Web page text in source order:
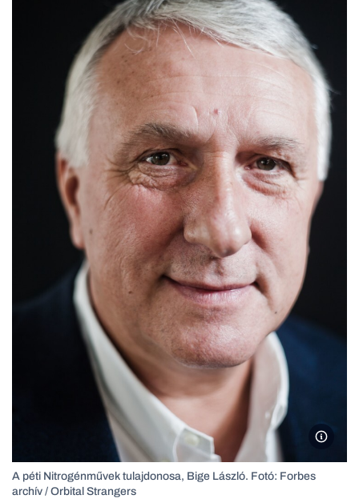
A péti Nitrogénművek tulajdonosa, Bige László. Fotó: Forbes
archív / Orbital Strangers